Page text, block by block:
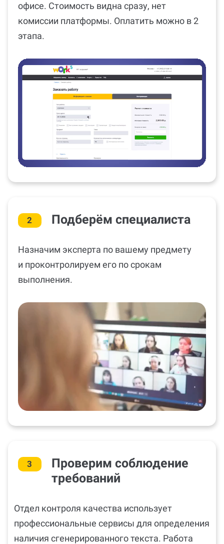
офисе. Стоимость видна сразу, нет
комиссии платформы. Оплатить можно в 2
этапа.
2 Подберём специалиста
Назначим эксперта по вашему предмету
и проконтролируем его по срокам
выполнения.
3
Проверим соблюдение
требований
Отдел контроля качества использует
профессиональные сервисы для определения
наличия сгенерированного текста. Работа